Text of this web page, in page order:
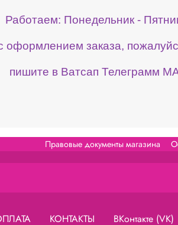
Работаем: Понедельник -
оформлением заказа,
пишите в Ватсап Телеграмм
Правовые документы магазина
КОНТАКТЫ ВКонтакте (VK)